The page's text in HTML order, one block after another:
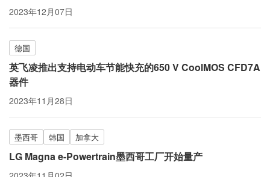
2023年12月07日
德国
英飞凌推出支持电动车节能快充的650 V CoolMOS CFD7A
器件
2023年11月28日
墨西哥 韩国 加拿大
LG Magna e-Powertrain墨西哥工厂开始量产